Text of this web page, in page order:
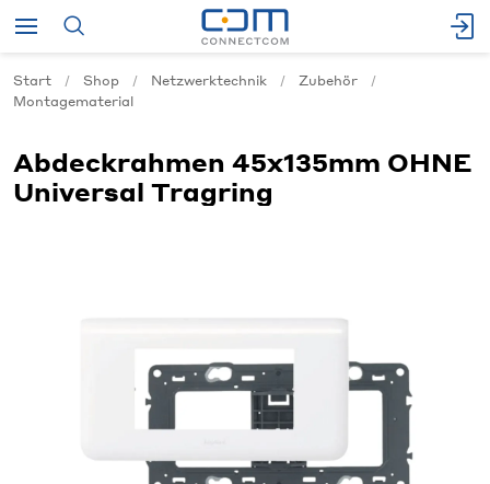
Start Shop Netzwerktechnik
Zubehör
Montagematerial
Abdeckrahmen 45x135mm OHNE
Universal Tragring